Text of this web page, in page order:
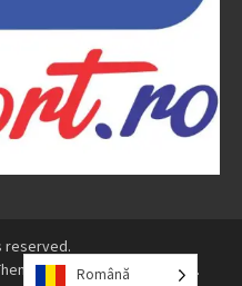
reserved.
Awaken byThemezHut .
Română